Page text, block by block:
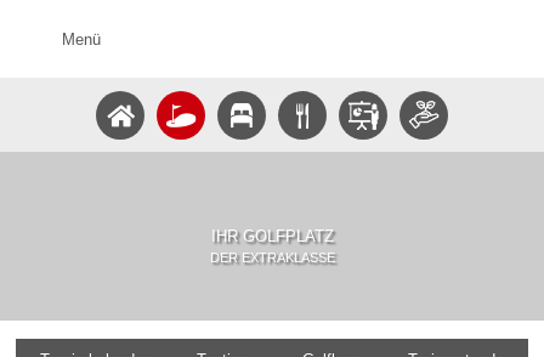
Menü
IHR GOLFPLATZ
DER EXTRAKLASSE